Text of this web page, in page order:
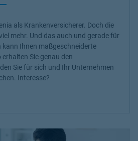
als Krankenversicherer. Doch die
mehr. Und das auch und gerade für
kann Ihnen maßgeschneiderte
Sie genau den
Sie für sich und Ihr Unternehmen
Interesse?
in New Tab